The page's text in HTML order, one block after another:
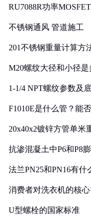
RU7088R功率
不锈钢通风 管道施工
201不锈钢重量计算方
M20螺纹大径和小径是
1-1/4 NPT螺纹参数及
F1010E是什么管？能
20x40x2镀锌方管单米
抗渗混凝土中P6和P8
法兰PN25和PN16有什
消费者对洗衣机的核
U型螺栓的国家标准